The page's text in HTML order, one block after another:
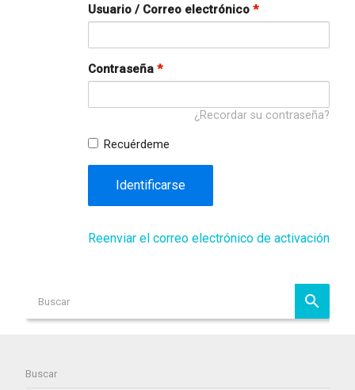
Usuario / Correo electrónico *
Contraseña *
¿Recordar su contraseña?
Recuérdeme
Identificarse
Reenviar el correo electrónico de activación